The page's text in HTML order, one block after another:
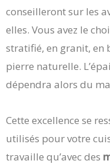
conseilleront sur les
elles. Vous avez le
stratifié, en granit, en
pierre naturelle.
dépendra alors du
Cette excellence se
utilisés pour votre
travaille qu’avec des